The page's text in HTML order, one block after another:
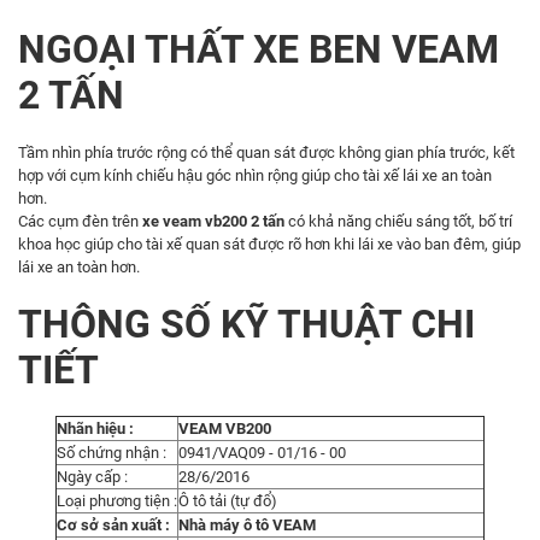
NGOẠI THẤT XE BEN VEAM
2 TẤN
Tầm nhìn phía trước rộng có thể quan sát được không gian phía trước, kết
hợp với cụm kính chiếu hậu góc nhìn rộng giúp cho tài xế lái xe an toàn
hơn.
Các cụm đèn trên xe veam vb200 2 tấn có khả năng chiếu sáng tốt, bố trí
khoa học giúp cho tài xế quan sát được rõ hơn khi lái xe vào ban đêm, giúp
lái xe an toàn hơn.
THÔNG SỐ KỸ THUẬT CHI
TIẾT
Nhãn hiệu :
VEAM VB200
Số chứng nhận :
0941/VAQ09 - 01/16 - 00
Ngày cấp :
28/6/2016
Loại phương tiện :Ô tô tải (tự đổ)
Cơ sở sản xuất : Nhà máy ô tô VEAM